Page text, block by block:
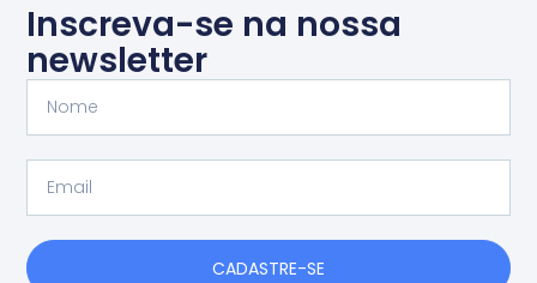
Inscreva-se na nossa
newsletter
CADASTRE-SE